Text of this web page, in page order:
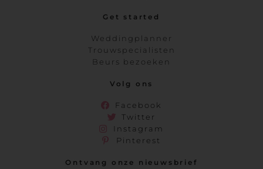
Get started
Weddingplanner
Trouwspecialisten
Beurs bezoeken
Volg ons
Facebook
Twitter
Instagram
Pinterest
Ontvang onze nieuwsbrief